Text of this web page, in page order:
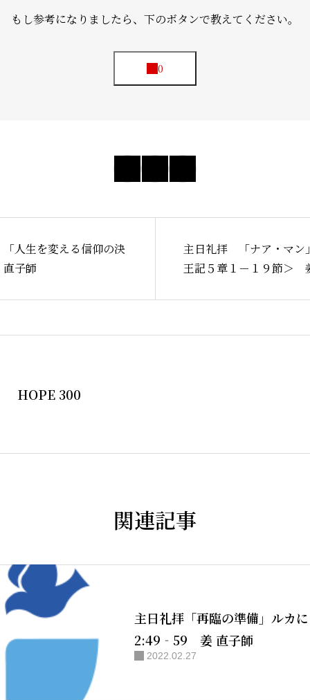
Home
教会案内
NPO法人
もし参考になりましたら、下のボタンで教えてください。
人生を変える信仰の決
子師
主日礼拝 「ナア・マ
王記５章１－１９節＞
HOPE 300
関連記事
主日礼拝「再臨の準備」ルカ
2:49‐59 姜 直子師
2022.02.27